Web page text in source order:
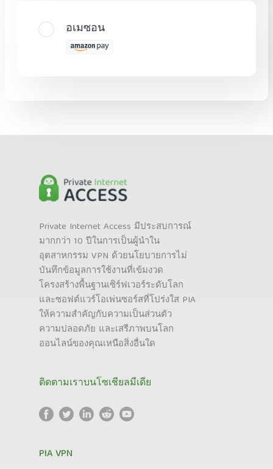
อเมซอน
Private Internet Access มีประสบการณ์
มากกว่า 10 ปีในการเป็นผู้นำใน
อุตสาหกรรม VPN ด้วยนโยบายการไม่
บันทึกข้อมูลการใช้งานที่เข้มงวด
โครงสร้างพื้นฐานเซิร์ฟเวอร์ระดับโลก
และซอฟต์แวร์โอเพ่นซอร์สที่โปร่งใส PIA
ให้ความสำคัญกับความเป็นส่วนตัว
ความปลอดภัย และเสรีภาพบนโลก
ออนไลน์ของคุณเหนือสิ่งอื่นใด
ติดตามเราบนโซเชียลมีเดีย
PIA VPN